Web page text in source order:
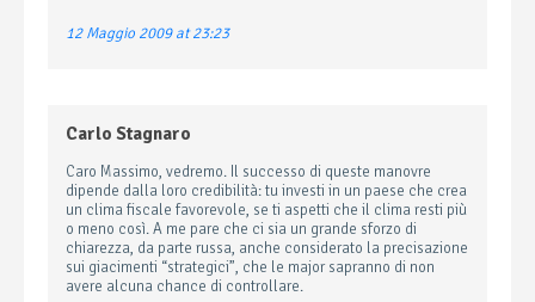
12 Maggio 2009 at 23:23
Carlo Stagnaro
Caro Massimo, vedremo. Il successo di queste manovre
dipende dalla loro credibilità: tu investi in un paese che crea
un clima fiscale favorevole, se ti aspetti che il clima resti più
o meno così. A me pare che ci sia un grande sforzo di
chiarezza, da parte russa, anche considerato la precisazione
sui giacimenti “strategici”, che le major sapranno di non
avere alcuna chance di controllare.